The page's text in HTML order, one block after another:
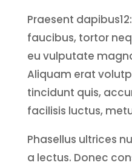
Praesent
faucibus, tortor
eu vulputate
Aliquam erat
tincidunt quis,
facilisis luctus,
Phasellus ultrices
a lectus. Donec